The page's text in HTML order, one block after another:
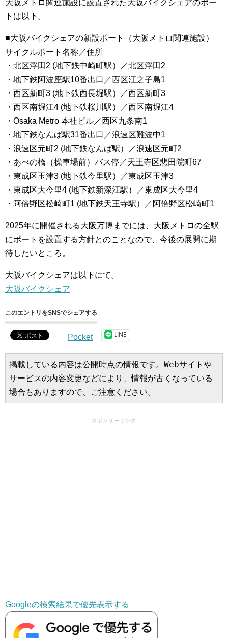
大阪メトロ関連施設に設置された大阪バイクシェアのポー
トは以下。
■大阪バイクシェアの新設ポート（大阪メトロ関連施設）
サイクルポート名称／住所
・北区浮田2 (地下鉄中崎町駅）／北区浮田2
・地下鉄阿波座駅10番出口／西区江之子島1
・西区新町3 (地下鉄西長堀駅）／西区新町3
・西区南堀江4 (地下鉄桜川駅）／西区南堀江4
・Osaka Metro 本社ビル／西区九条南1
・地下鉄なんば駅31番出口／浪速区難波中1
・浪速区元町2 (地下鉄なんば駅）／浪速区元町2
・あべの橋（操車場前）バス停／天王寺区悲田院町67
・東成区玉津3 (地下鉄今里駅）／東成区玉津3
・東成区大今里4 (地下鉄新深江駅）／東成区大今里4
・阿倍野区松崎町1 (地下鉄天王寺駅）／阿倍野区松崎町1
2025年に開催される大阪万博までには、大阪メトロの全駅
にポートを設置する方針とのことなので、今後の展開に期
待したいところ。
大阪バイクシェアは以下にて。
大阪バイクシェア
このエントリをSNSでシェアする
Pocket LINE
掲載している内容は公開時点の情報です。Webサイトや
サービスの内容変更などにより、情報が古くなっている
場合もありますので、ご注意ください。
スポンサーリンク
Googleの検索結果で優先表示する